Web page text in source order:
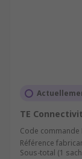
TE
Code commande
Référence
Sous-total (1